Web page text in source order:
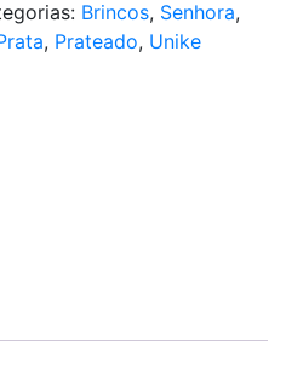
Brincos, Senhora,
, Prateado, Unike